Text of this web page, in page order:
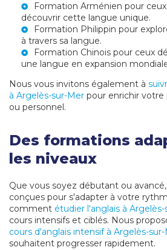
Formation Arménien pour
découvrir cette langue unique.
Formation Philippin pour
à travers sa langue.
Formation Chinois pour ceux
une langue en expansion
Nous vous invitons également à
à Argelès-sur-Mer pour enrichir votre
ou personnel.
Des formations
les niveaux
Que vous soyez débutant ou
conçues pour s'adapter à votre
comment étudier l'anglais à
cours intensifs et ciblés. Nous
cours d'anglais intensif à Argelès-
souhaitent progresser rapidement.